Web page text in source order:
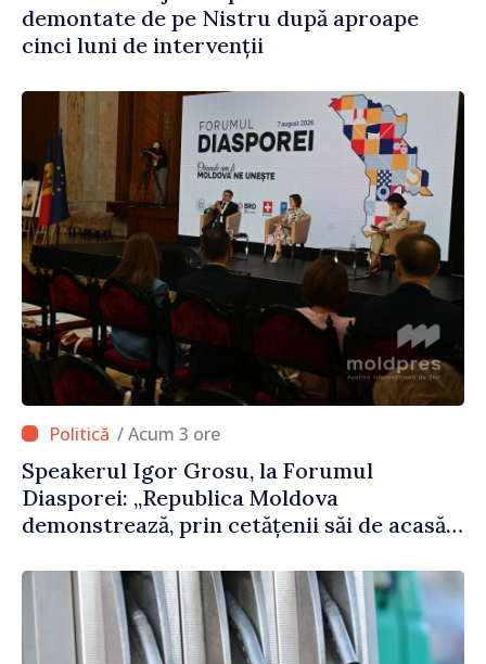
demontate de pe Nistru după aproape
cinci luni de intervenții
/ Acum 3 ore
Speakerul Igor Grosu, la Forumul
Diasporei: „Republica Moldova
demonstrează, prin cetățenii săi de acasă
parte a marii familii europene”